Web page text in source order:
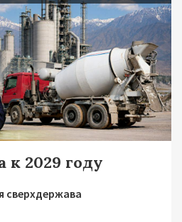
к 2029 году
сверхдержава